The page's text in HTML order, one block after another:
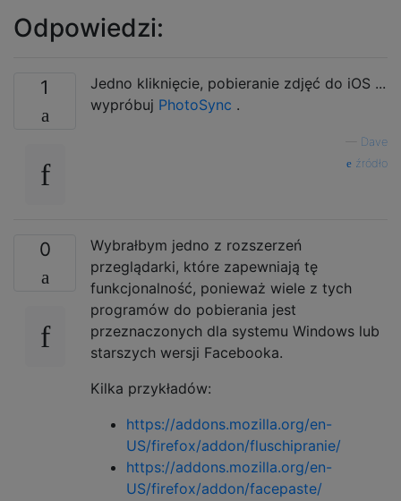
Odpowiedzi:
1
Jedno kliknięcie, pobieranie zdjęć do iOS ...
wypróbuj PhotoSync .
Dave
źródło
0
Wybrałbym jedno z rozszerzeń
przeglądarki, które zapewniają tę
funkcjonalność, ponieważ wiele z tych
programów do pobierania jest
przeznaczonych dla systemu Windows lub
starszych wersji Facebooka.
Kilka przykładów:
https://addons.mozilla.org/en-
US/firefox/addon/fluschipranie/
https://addons.mozilla.org/en-
US/firefox/addon/facepaste/